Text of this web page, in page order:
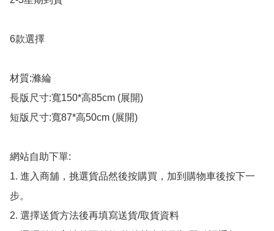
6款選擇
材質:滌綸
長版尺寸:寬150*高85cm (展開)
短版尺寸:寬87*高50cm (展開)
網站自助下單:
1. 進入商舖，挑選貨品然後按購買，加到購物車後按下一
步。
2. 選擇送貨方法後再填寫送貨/取貨資料